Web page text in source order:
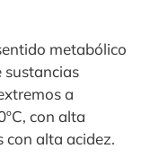
metabólico
sustancias
a
con alta
con alta acidez.